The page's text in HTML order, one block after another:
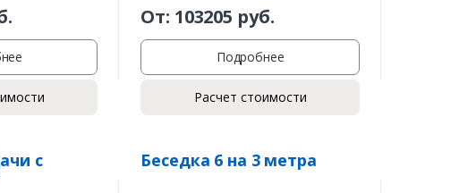
От: 103205 руб.
Подробнее
Расчет стоимости
с
Беседка 6 на 3 метра